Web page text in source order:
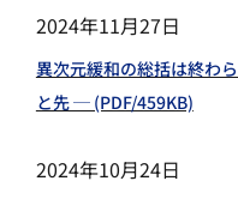
2024年11月27日
異次元緩和の総括は終わ
と先 ─ (PDF/459KB)
2024年10月24日